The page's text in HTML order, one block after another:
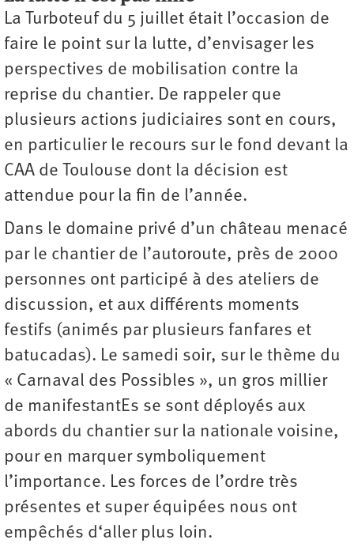
La Turboteuf du 5 juillet était l’occasion de
faire le point sur la lutte, d’envisager les
perspectives de mobilisation contre la
reprise du chantier. De rappeler que
plusieurs actions judiciaires sont en cours,
en particulier le recours sur le fond devant la
CAA de Toulouse dont la décision est
attendue pour la fin de l’année.
Dans le domaine privé d’un château menacé
par le chantier de l’autoroute, près de 2000
personnes ont participé à des ateliers de
discussion, et aux différents moments
festifs (animés par plusieurs fanfares et
batucadas). Le samedi soir, sur le thème du
« Carnaval des Possibles », un gros millier
de manifestantEs se sont déployés aux
abords du chantier sur la nationale voisine,
pour en marquer symboliquement
l’importance. Les forces de l’ordre très
présentes et super équipées nous ont
empêchés d‘aller plus loin.